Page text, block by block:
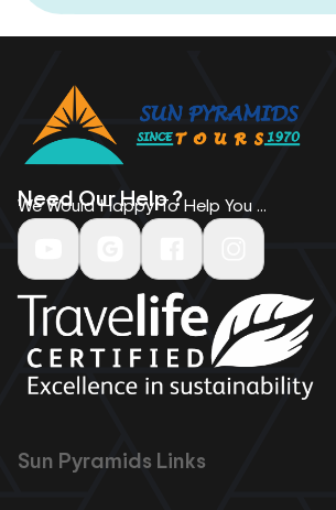
Need Our Help ?
We Would Happy To Help You ...
Sun Pyramids Links